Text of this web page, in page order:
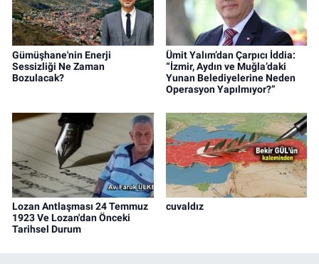
Gümüşhane'nin Enerji
Sessizliği Ne Zaman
Bozulacak?
Ümit Yalım’dan Çarpıcı İddia:
“İzmir, Aydın ve Muğla’daki
Yunan Belediyelerine Neden
Operasyon Yapılmıyor?”
Lozan Antlaşması 24 Temmuz
1923 Ve Lozan'dan Önceki
Tarihsel Durum
cuvaldız